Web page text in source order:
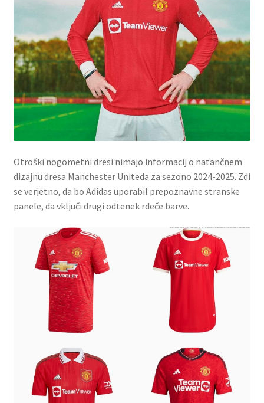
Otroški nogometni dresi nimajo informacij o natančnem
dizajnu dresa Manchester Uniteda za sezono 2024-2025. Zdi
se verjetno, da bo Adidas uporabil prepoznavne stranske
panele, da vključi drugi odtenek rdeče barve.